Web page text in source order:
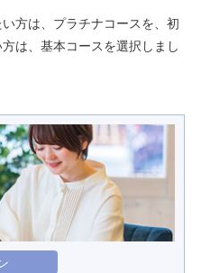
方は、プラチナコースを、初
は、基本コースを選択しまし